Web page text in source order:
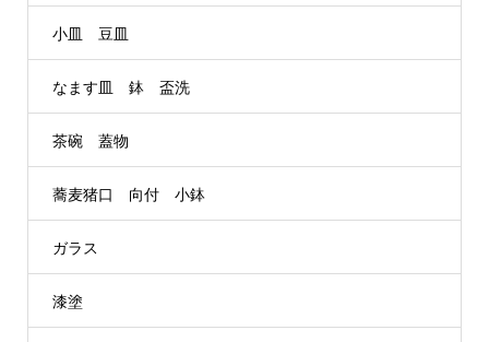
小皿 豆皿
なます皿 鉢 盃洗
茶碗 蓋物
蕎麦猪口 向付 小鉢
ガラス
漆塗